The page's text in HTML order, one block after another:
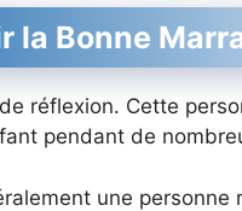
la Bonne
réflexion. Cette
pendant de
une